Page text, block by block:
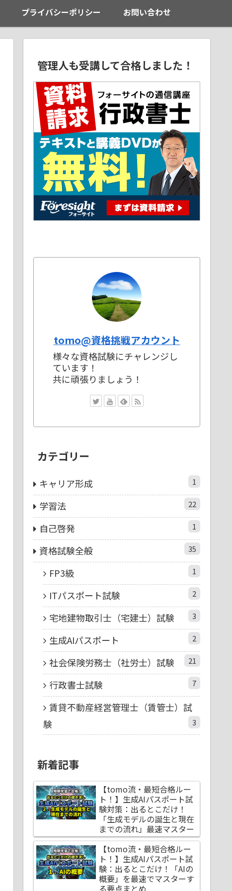
プライバシーポリシー お問い合わせ
管理人も受講して合格しました！
tomo@資格挑戦アカウント
様々な資格試験にチャレンジし
ています！
共に頑張りましょう！
カテゴリー
キャリア形成 1
学習法 22
自己啓発 1
資格試験全般 35
FP3級 1
ITパスポート試験 2
宅地建物取引士（宅建士）試験 3
生成AIパスポート 2
社会保険労務士（社労士）試験 21
行政書士試験 7
賃貸不動産経営管理士（賃管士）試
験
3
新着記事
【tomo流・最短合格ルー
ト！】生成AIパスポート試
験対策：出るとこだけ！
「生成モデルの誕生と現在
までの流れ」最速マスター
【tomo流・最短合格ルー
ト！】生成AIパスポート試
験：出るとこだけ！「AIの
概要」を最速でマスターす
る要点まとめ